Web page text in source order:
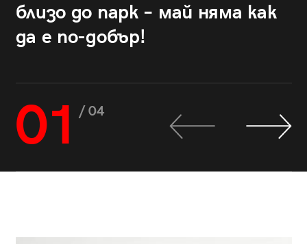
близо до парк – май няма как
да е по-добър!
01 / 04